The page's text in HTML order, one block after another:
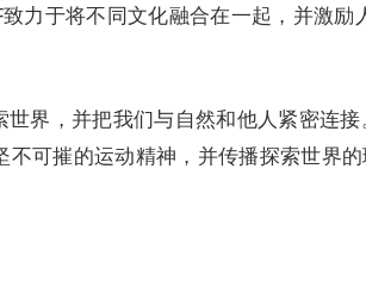
力于将不同文化融合在一起，并激励
界，并把我们与自然和他人紧密连
不可摧的运动精神，并传播探索世界